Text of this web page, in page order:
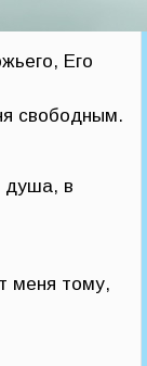
Его
свободным.
душа, в
меня тому,